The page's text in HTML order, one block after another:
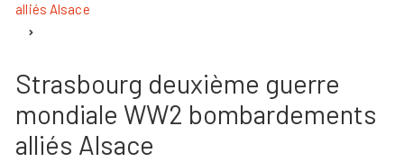
alliés Alsace
Strasbourg deuxième guerre
mondiale WW2 bombardements
alliés Alsace